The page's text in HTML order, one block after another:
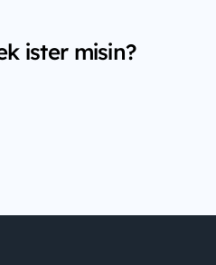
ister misin?